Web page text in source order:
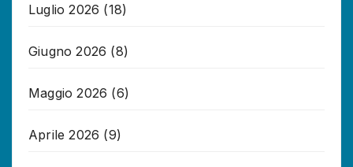
Luglio 2026 (18)
Giugno 2026 (8)
Maggio 2026 (6)
Aprile 2026 (9)